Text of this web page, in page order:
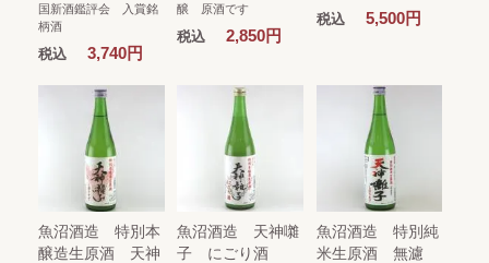
国新酒鑑評会 入賞銘
柄酒
税込 3,740円
醸 原酒です
税込 2,850円
税込 5,500円
魚沼酒造 特別本
醸造生原酒 天神
魚沼酒造 天神囃
子 にごり酒
魚沼酒造 特別純
米生原酒 無濾